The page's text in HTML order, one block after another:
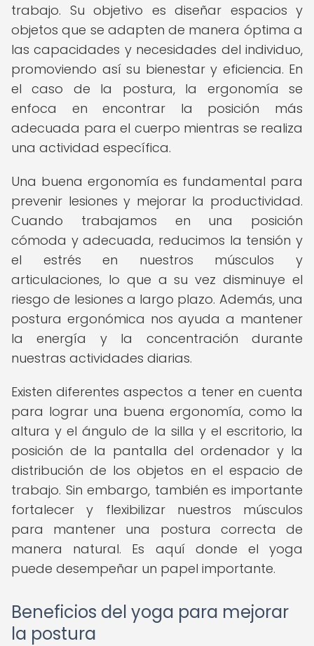
trabajo. Su objetivo es diseñar espacios y
objetos que se adapten de manera óptima a
las capacidades y necesidades del individuo,
promoviendo así su bienestar y eficiencia. En
el caso de la postura, la ergonomía se
enfoca en encontrar la posición más
adecuada para el cuerpo mientras se realiza
una actividad específica.
Una buena ergonomía es fundamental para
prevenir lesiones y mejorar la productividad.
Cuando trabajamos en una posición
cómoda y adecuada, reducimos la tensión y
el estrés en nuestros músculos y
articulaciones, lo que a su vez disminuye el
riesgo de lesiones a largo plazo. Además, una
postura ergonómica nos ayuda a mantener
la energía y la concentración durante
nuestras actividades diarias.
Existen diferentes aspectos a tener en cuenta
para lograr una buena ergonomía, como la
altura y el ángulo de la silla y el escritorio, la
posición de la pantalla del ordenador y la
distribución de los objetos en el espacio de
trabajo. Sin embargo, también es importante
fortalecer y flexibilizar nuestros músculos
para mantener una postura correcta de
manera natural. Es aquí donde el yoga
puede desempeñar un papel importante.
Beneficios del yoga para mejorar
la postura